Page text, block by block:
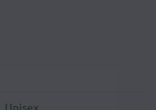
, Unisex